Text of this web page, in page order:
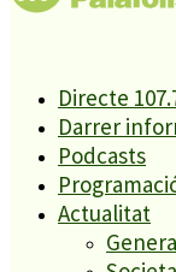
Directe
Darrer
Podcasts
Actualitat
Aquesta
“Blanes
fotografies que
blanenc des de
anys 60 amb